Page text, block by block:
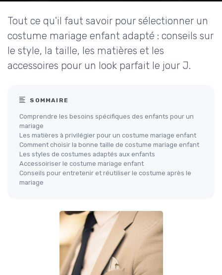
Tout ce qu'il faut savoir pour sélectionner un
costume mariage enfant adapté : conseils sur
le style, la taille, les matières et les
accessoires pour un look parfait le jour J.
SOMMAIRE
Comprendre les besoins spécifiques des enfants pour un
mariage
Les matières à privilégier pour un costume mariage enfant
Comment choisir la bonne taille de costume mariage enfant
Les styles de costumes adaptés aux enfants
Accessoiriser le costume mariage enfant
Conseils pour entretenir et réutiliser le costume après le
mariage